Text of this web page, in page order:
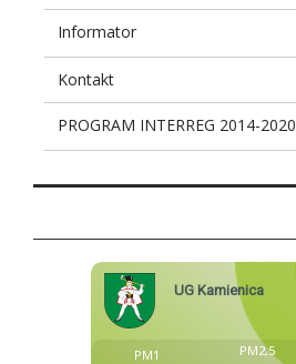
Informator
Kontakt
PROGRAM INTERREG 2014-2020